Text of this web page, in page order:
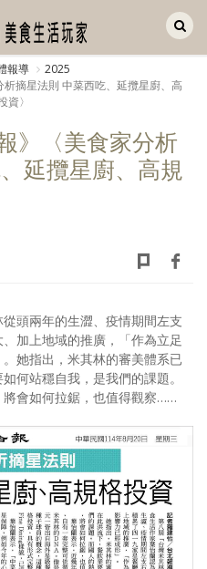
報導
2025
摘星法則 中菜西吃、延攬星廚、高
資〉
》〈美食家分析
延攬星廚、高規
頭兩年的生澀、疫情期間左支
加上地域的推廣，「作為立足
她指出，米其林的審美體系已
何站穩自我，是我們的課題。
會如何拉鋸，也值得觀察……